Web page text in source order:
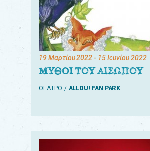
19 Μαρτίου 2022- 15 Ιουνίου 2022
ΜΥΘΟΙ ΤΟΥ ΑΙΣΩΠΟΥ
ΘΕΑΤΡΟ ALLOU! FAN PARK